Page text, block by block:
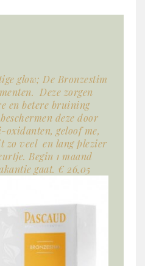
glow; De Bronzestim
Deze zorgen
en betere bruining
deze door
geloof me,
zo veel en lang plezier
Begin 1 maand
gaat. € 26,05